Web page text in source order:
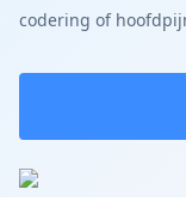
codering of